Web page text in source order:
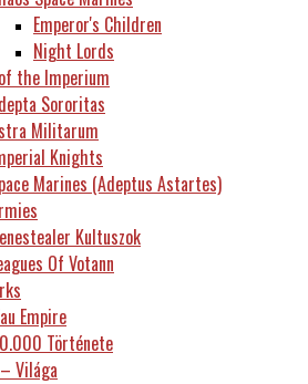
Emperor's Children
Night Lords
the Imperium
Sororitas
Militarum
Knights
Marines (Adeptus Astartes)
Kultuszok
Of Votann
Empire
Története
Világa